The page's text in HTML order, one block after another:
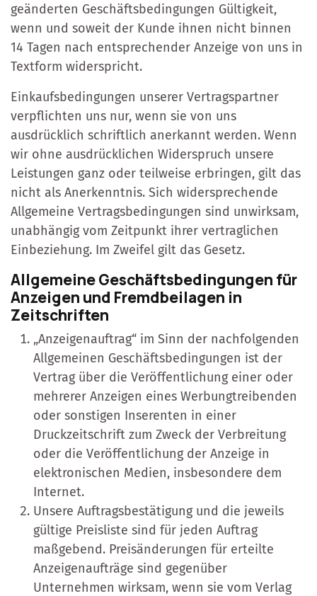
geänderten Geschäftsbedingungen Gültigkeit,
wenn und soweit der Kunde ihnen nicht binnen
14 Tagen nach entsprechender Anzeige von uns in
Textform widerspricht.
Einkaufsbedingungen unserer Vertragspartner
verpflichten uns nur, wenn sie von uns
ausdrücklich schriftlich anerkannt werden. Wenn
wir ohne ausdrücklichen Widerspruch unsere
Leistungen ganz oder teilweise erbringen, gilt das
nicht als Anerkenntnis. Sich widersprechende
Allgemeine Vertragsbedingungen sind unwirksam,
unabhängig vom Zeitpunkt ihrer vertraglichen
Einbeziehung. Im Zweifel gilt das Gesetz.
Allgemeine Geschäftsbedingungen für
Anzeigen und Fremdbeilagen in
Zeitschriften
„Anzeigenauftrag“ im Sinn der nachfolgenden
Allgemeinen Geschäftsbedingungen ist der
Vertrag über die Veröffentlichung einer oder
mehrerer Anzeigen eines Werbungtreibenden
oder sonstigen Inserenten in einer
Druckzeitschrift zum Zweck der Verbreitung
oder die Veröffentlichung der Anzeige in
elektronischen Medien, insbesondere dem
Internet.
Unsere Auftragsbestätigung und die jeweils
gültige Preisliste sind für jeden Auftrag
maßgebend. Preisänderungen für erteilte
Anzeigenaufträge sind gegenüber
Unternehmen wirksam, wenn sie vom Verlag